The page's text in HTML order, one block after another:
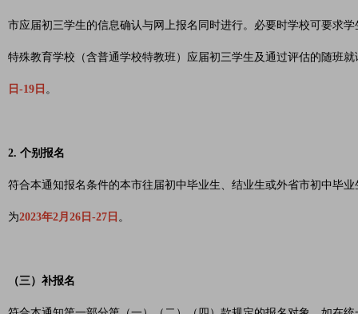
市应届初三学生的信息确认与网上报名同时进行。必要时学校可要求
特殊教育学校（含普通学校特教班）应届初三学生及通过评估的随班
日-19日 。
2. 个别报名
符合本通知报名条件的本市往届初中毕业生、结业生或外省市初中毕
为2023年2月26日-27日 。
（三）补报名